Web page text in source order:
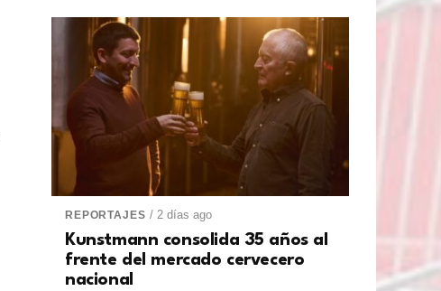
REPORTAJES / 2 días ago
Kunstmann consolida 35 años al
frente del mercado cervecero
nacional